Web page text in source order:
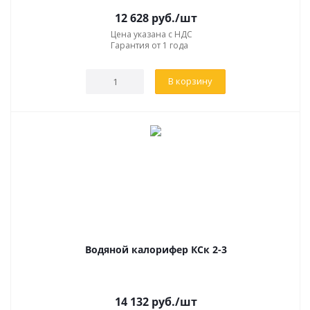
ОСОБЕННОСТИ КОНСТРУКЦИИ
Устройство для отопления устанавливается в
Прибор позволяет обогревать воздух до высоких
оборудованных придаточной вентиляцией. В качестве
12 628руб./шт
Цена указана с НДС
Гарантия от 1 года
В корзину
Водяной калорифер КСк 2-3
14 132руб./шт